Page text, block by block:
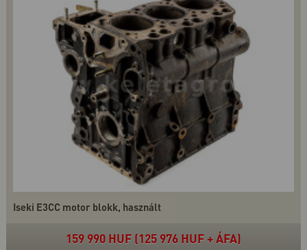
Iseki E3CC motor blokk, használt
159 990 HUF (125 976 HUF + ÁFA)